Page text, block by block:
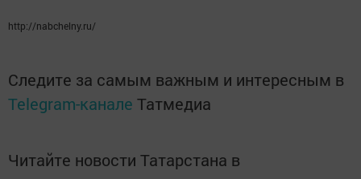
http://nabchelny.ru/
Следите за самым важным и интересным в
Telegram-канале Татмедиа
Читайте новости Татарстана в